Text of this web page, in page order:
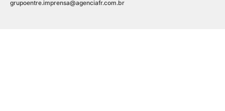
grupoentre.imprensa@agenciafr.com.br